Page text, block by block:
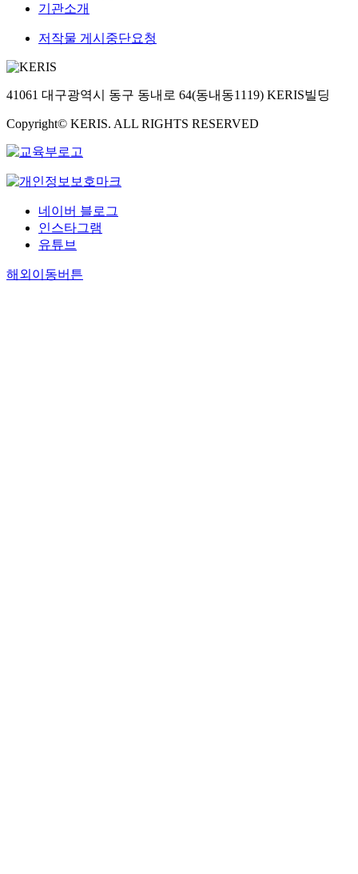
기관소개
저작물 게시중단요청
41061 대구광역시 동구 동내로 64(동내동1119) KERIS빌딩
Copyright© KERIS. ALL RIGHTS RESERVED
네이버 블로그
인스타그램
유튜브
해외이동버튼